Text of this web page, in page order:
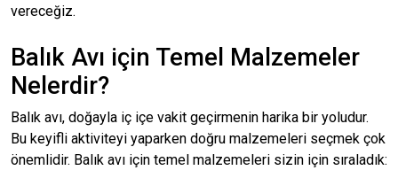
vereceğiz.
Balık Avı için Temel Malzemeler
Nelerdir?
Balık avı, doğayla iç içe vakit geçirmenin harika bir yoludur.
Bu keyifli aktiviteyi yaparken doğru malzemeleri seçmek çok
önemlidir. Balık avı için temel malzemeleri sizin için sıraladık: